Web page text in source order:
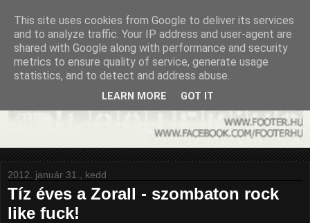
2012. január 31., kedd
Tíz éves a Zorall - szombaton rock
like fuck!
This site uses cookies from Google to deliver its services
and to analyze traffic. Your IP address and user-agent are
shared with Google along with performance and security
metrics to ensure quality of service, generate usage
statistics, and to detect and address abuse.
LEARN MORE GOT IT